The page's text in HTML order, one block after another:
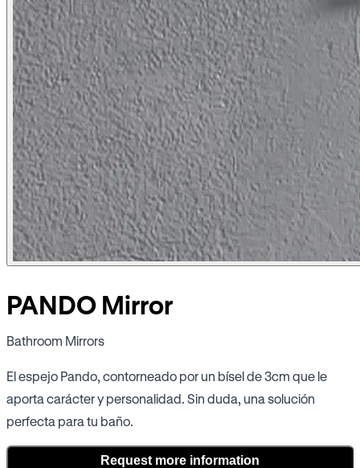
PANDO Mirror
Bathroom Mirrors
El espejo Pando, contorneado por un bísel de 3cm que le
aporta carácter y personalidad. Sin duda, una solución
perfecta para tu baño.
Request more information